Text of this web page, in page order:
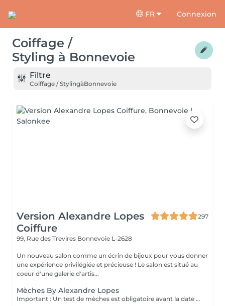
FR Connexion
Coiffage /
Styling à Bonnevoie
Filtre
Coiffage / StylingàBonnevoie
Version Alexandre Lopes
Coiffure
297
99, Rue des Trevires Bonnevoie L-2628
Un nouveau salon comme un écrin de bijoux pour vous donner
une expérience privilégiée et précieuse ! Le salon est situé au
coeur d'une galerie d'artis...
Mèches By Alexandre Lopes
Important : Un test de mèches est obligatoire avant la date du rendez-vous. Ce test permet d'évaluer la résistance du cheveu et d'assurer la sécurité ainsi que la qualité du résultat final. Le rendez-vous pour le service complet ne sera confirmé qu'après la réalisation de ce test. Nos mèches sont un service complet, conçu pour offrir un résultat à la fois lumineux, harmonieux et respectueux de la santé du cheveu. Le tarif inclut toutes les étapes du processus : réalisation des mèches, soin capillaire, effet fondu (ombré/estompage de racine), patine (tonalisation) et coiffage final. Nous travaillons avec des techniques personnalisées afin de garantir un rendu naturel, une transition de couleur douce et une finition impeccable.